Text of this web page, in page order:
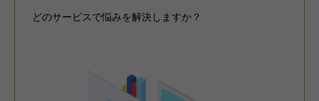
どのサービスで悩みを解決しますか？